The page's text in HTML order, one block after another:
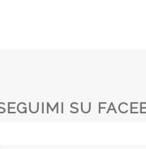
SU